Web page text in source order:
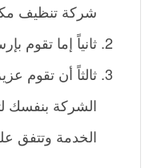
شركة تنظيف
ثانياً إما تقوم
ثالثاً أن تقوم
الشركة بنفسك
الخدمة وتتفق